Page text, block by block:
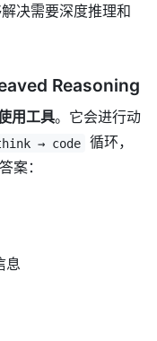
决需要深度推理和
Reasoning
用工具。它会进行动
→ code
循环，
案：
息